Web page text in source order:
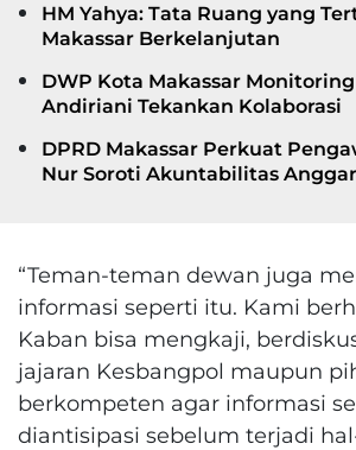
HM Yahya: Tata Ruang yang
Makassar Berkelanjutan
DWP Kota Makassar
Andiriani Tekankan Kolaborasi
DPRD Makassar Perkuat
Nur Soroti Akuntabilitas
“Teman-teman dewan juga
informasi seperti itu. Kami
Kaban bisa mengkaji,
jajaran Kesbangpol maupun
berkompeten agar informasi
diantisipasi sebelum terjadi